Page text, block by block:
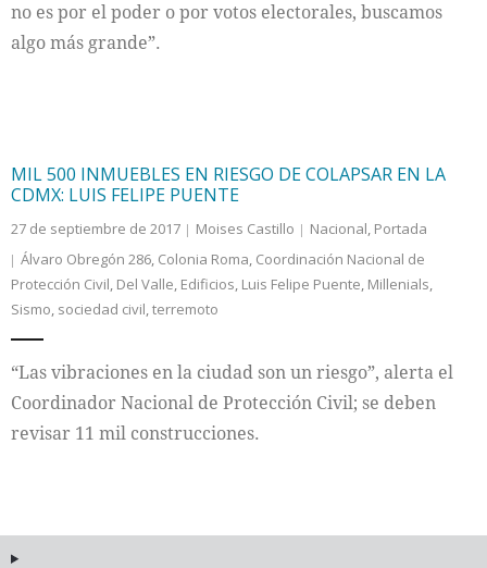
no es por el poder o por votos electorales, buscamos
algo más grande”.
MIL 500 INMUEBLES EN RIESGO DE COLAPSAR EN LA
CDMX: LUIS FELIPE PUENTE
27 de septiembre de 2017 Moises Castillo Nacional, Portada
Álvaro Obregón 286, Colonia Roma, Coordinación Nacional de
Protección Civil, Del Valle, Edificios, Luis Felipe Puente, Millenials,
Sismo, sociedad civil,terremoto
“Las vibraciones en la ciudad son un riesgo”, alerta el
Coordinador Nacional de Protección Civil; se deben
revisar 11 mil construcciones.